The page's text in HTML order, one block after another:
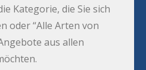
Kategorie, die Sie sich
oder “Alle Arten von
aus allen